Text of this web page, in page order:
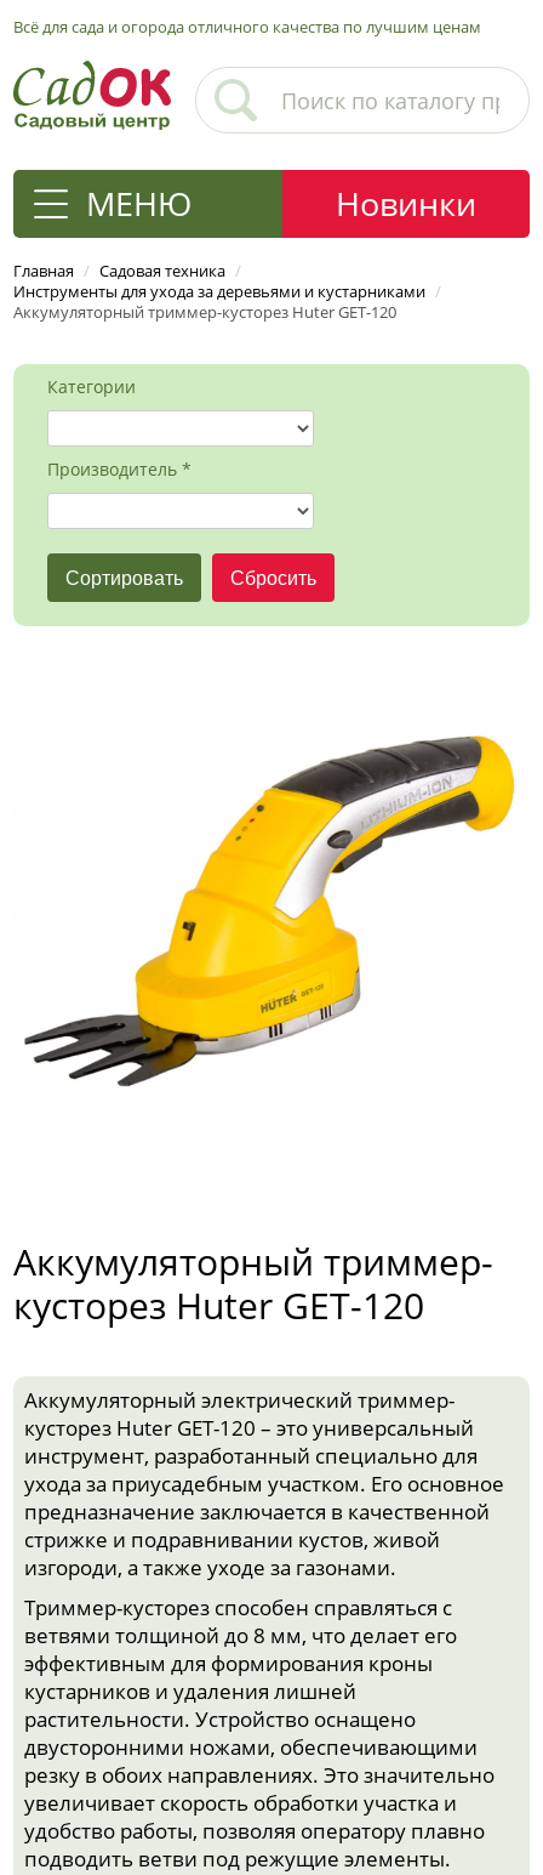
Всё для сада и огорода отличного качества по лучшим ценам
МЕНЮ Новинки
Главная / Садовая техника /
Инструменты для ухода за деревьями и кустарниками /
Аккумуляторный триммер-кусторез Huter GET-120
Категории
Производитель *
Аккумуляторный триммер-
кусторез Huter GET-120
Аккумуляторный электрический триммер-
кусторез Huter GET-120 – это универсальный
инструмент, разработанный специально для
ухода за приусадебным участком. Его основное
предназначение заключается в качественной
стрижке и подравнивании кустов, живой
изгороди, а также уходе за газонами.
Триммер-кусторез способен справляться с
ветвями толщиной до 8 мм, что делает его
эффективным для формирования кроны
кустарников и удаления лишней
растительности. Устройство оснащено
двусторонними ножами, обеспечивающими
резку в обоих направлениях. Это значительно
увеличивает скорость обработки участка и
удобство работы, позволяя оператору плавно
подводить ветви под режущие элементы.